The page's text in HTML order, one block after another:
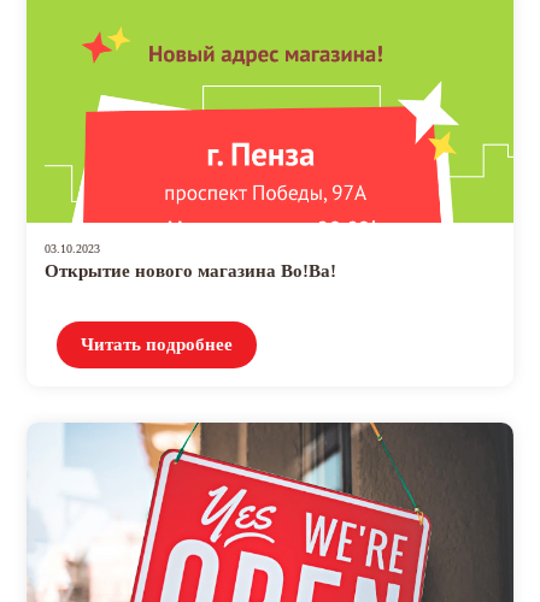
03.10.2023
Открытие нового магазина Во!Ва!
Читать подробнее